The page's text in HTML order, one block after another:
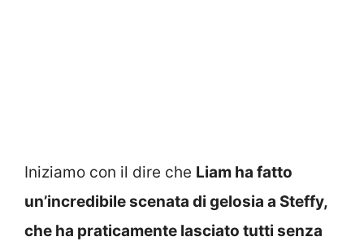
Iniziamo con il dire che Liam ha fatto
un’incredibile scenata di gelosia a Steffy,
che ha praticamente lasciato tutti senza